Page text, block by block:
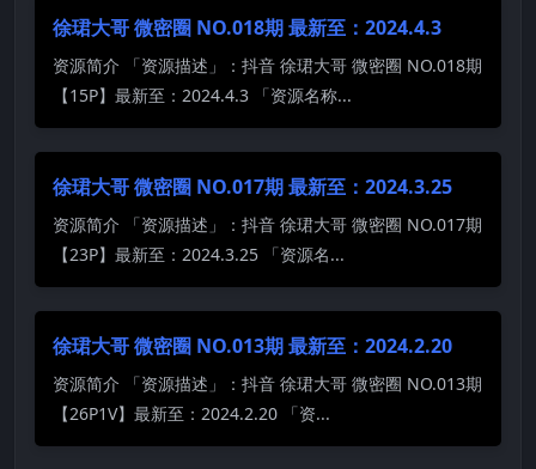
徐珺大哥 微密圈 NO.018期 最新至：2024.4.3
资源简介 「资源描述」：抖音 徐珺大哥 微密圈 NO.018期
【15P】最新至：2024.4.3 「资源名称...
徐珺大哥 微密圈 NO.017期 最新至：2024.3.25
资源简介 「资源描述」：抖音 徐珺大哥 微密圈 NO.017期
【23P】最新至：2024.3.25 「资源名...
徐珺大哥 微密圈 NO.013期 最新至：2024.2.20
资源简介 「资源描述」：抖音 徐珺大哥 微密圈 NO.013期
【26P1V】最新至：2024.2.20 「资...